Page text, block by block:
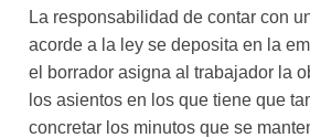
La responsabilidad de contar con
acorde a la ley se deposita en la
el borrador asigna al trabajador la
los asientos en los que tiene que
concretar los minutos que se